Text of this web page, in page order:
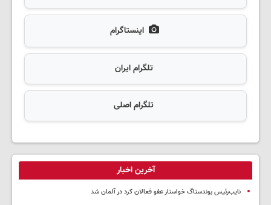
اینستاگرام
تلگرام ایران
تلگرام اصلی
آخرین اخبار
نایب‌رئیس بوندستاگ خواستار عفو فعالان کرد در آلمان شد